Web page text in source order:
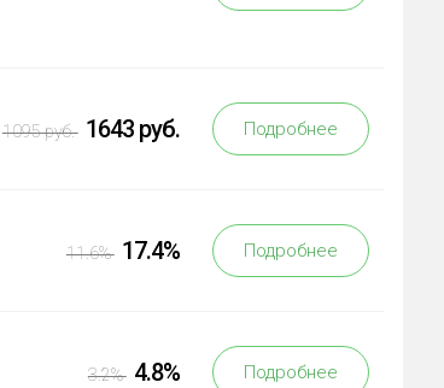
1095 руб. 1643 руб. Подробнее
11.6% 17.4% Подробнее
3.2% 4.8% Подробнее